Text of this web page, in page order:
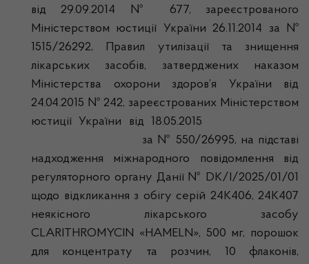
від 29.09.2014 № 677, зареєстрованого
Міністерством юстиції України 26.11.2014 за №
1515/26292, Правил утилізації та знищення
лікарських засобів, затверджених наказом
Міністерства охорони здоров’я України від
24.04.2015 № 242, зареєстрованих Міністерством
юстиції України від 18.05.2015
за № 550/26995, на підставі
надходження міжнародного повідомлення від
регуляторного органу Данії № DK/I/2025/01/01
щодо відкликання з обігу серій 24К406, 24К407
неякісного лікарського засобу
CLARITHROMYCIN «HAMELN», 500 мг, порошок
для концентрату та розчин, 10 флаконів,